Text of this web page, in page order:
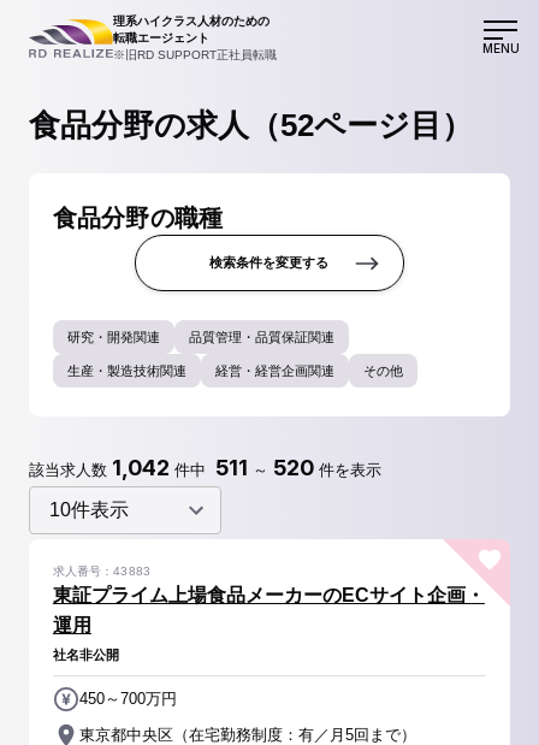
理系ハイクラス人材のための
転職エージェント
※旧RD SUPPORT正社員転職
MENU
食品分野の求人（52ページ目）
食品分野の職種
検索条件を変更する
研究・開発関連 品質管理・品質保証関連
生産・製造技術関連 経営・経営企画関連 その他
該当求人数 1,042 件中 511 ～ 520 件を表示
東証プライム上場食品メーカーのECサイト企画・
運用
求人番号：43883
社名非公開
東京都中央区（在宅勤務制度：有／月5回まで）
450～700万円